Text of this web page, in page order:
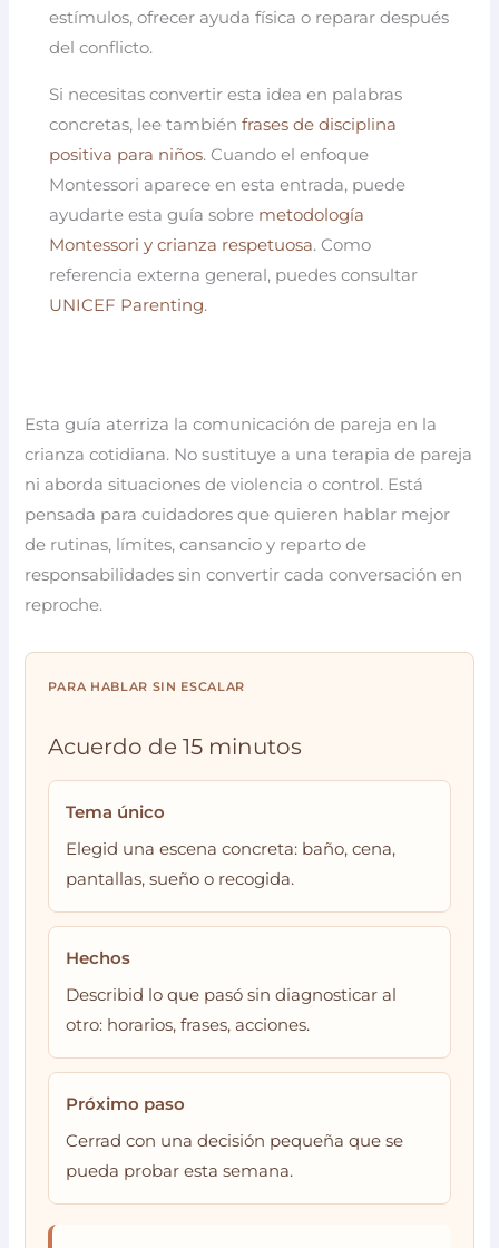
estímulos, ofrecer ayuda física o reparar después
del conflicto.
Si necesitas convertir esta idea en palabras
concretas, lee tambiénfrases de disciplina
positiva para niños. Cuando el enfoque
Montessori aparece en esta entrada, puede
ayudarte esta guía sobre metodología
Montessori y crianza respetuosa. Como
referencia externa general, puedes consultar
UNICEF Parenting.
Esta guía aterriza la comunicación de pareja en la
crianza cotidiana. No sustituye a una terapia de pareja
ni aborda situaciones de violencia o control. Está
pensada para cuidadores que quieren hablar mejor
de rutinas, límites, cansancio y reparto de
responsabilidades sin convertir cada conversación en
reproche.
PARA HABLAR SIN ESCALAR
Acuerdo de 15 minutos
Tema único
Elegid una escena concreta: baño, cena,
pantallas, sueño o recogida.
Hechos
Describid lo que pasó sin diagnosticar al
otro: horarios, frases, acciones.
Próximo paso
Cerrad con una decisión pequeña que se
pueda probar esta semana.